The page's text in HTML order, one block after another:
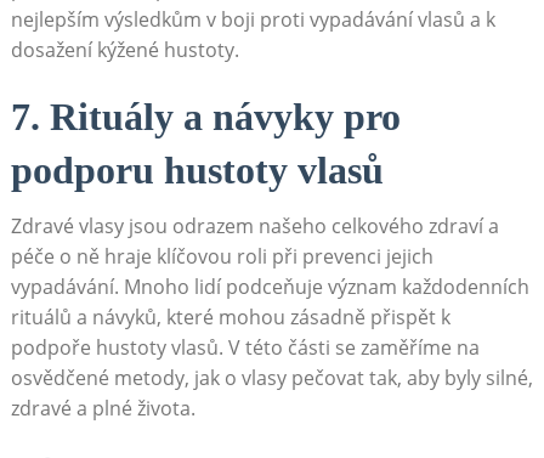
nejlepším ⁢výsledkům v boji proti vypadávání vlasů a k
‌dosažení kýžené hustoty.
7. Rituály a návyky pro
podporu hustoty vlasů
Zdravé vlasy jsou odrazem našeho ‍celkového zdraví a
péče o ně hraje klíčovou roli při prevenci jejich
vypadávání. Mnoho lidí podceňuje význam každodenních
rituálů⁣ a návyků, které mohou zásadně přispět k
podpoře hustoty vlasů. V této části ⁣se zaměříme na
osvědčené metody, jak o⁢ vlasy pečovat tak, aby‍ byly ⁤silné,
zdravé a plné⁢ života.